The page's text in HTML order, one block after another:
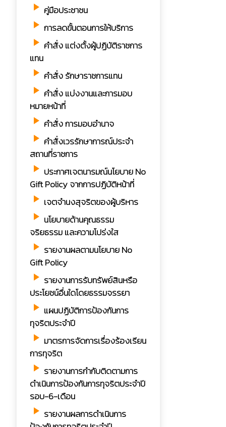
play_arrow คู่มือประชาชน
play_arrow การลดขั้นตอนการให้บริการ
play_arrow คำสั่ง แต่งตั้งผู้ปฏิบัติราชการ
แทน
play_arrow คำสั่ง รักษาราชการแทน
play_arrow คำสั่ง แบ่งงานและการมอบ
หมายหน้าที่
play_arrow คำสั่ง การมอบอำนาจ
play_arrow คำสั่งเวรรักษาการณ์ประจำ
สถานที่ราชการ
play_arrow ประกาศเจตนารมณ์นโยบาย No
Gift Policy จากการปฏิบัติหน้าที่
play_arrow เจตจำนงสุจริตของผู้บริหาร
play_arrow นโยบายด้านคุณธรรม
จริยธรรม และความโปร่งใส
play_arrow รายงานผลตามนโยบาย No
Gift Policy
play_arrow รายงานการรับทรัพย์สินหรือ
ประโยชน์อื่นใดโดยธรรมจรรยา
play_arrow แผนปฏิบัติการป้องกันการ
ทุจริตประจำปี
play_arrow มาตรการจัดการเรื่องร้องเรียน
การทุจริต
play_arrow รายงานการกำกับติดตามการ
ดำเนินการป้องกันการทุจริตประจำปี
รอบ-6-เดือน
play_arrow รายงานผลการดำเนินการ